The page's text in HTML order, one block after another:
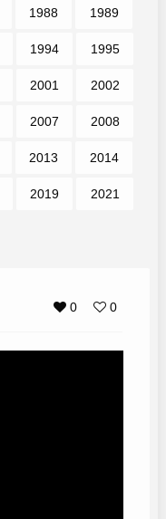
1988 1989
1994 1995
2001 2002
2007 2008
2013 2014
2019 2021
0 0